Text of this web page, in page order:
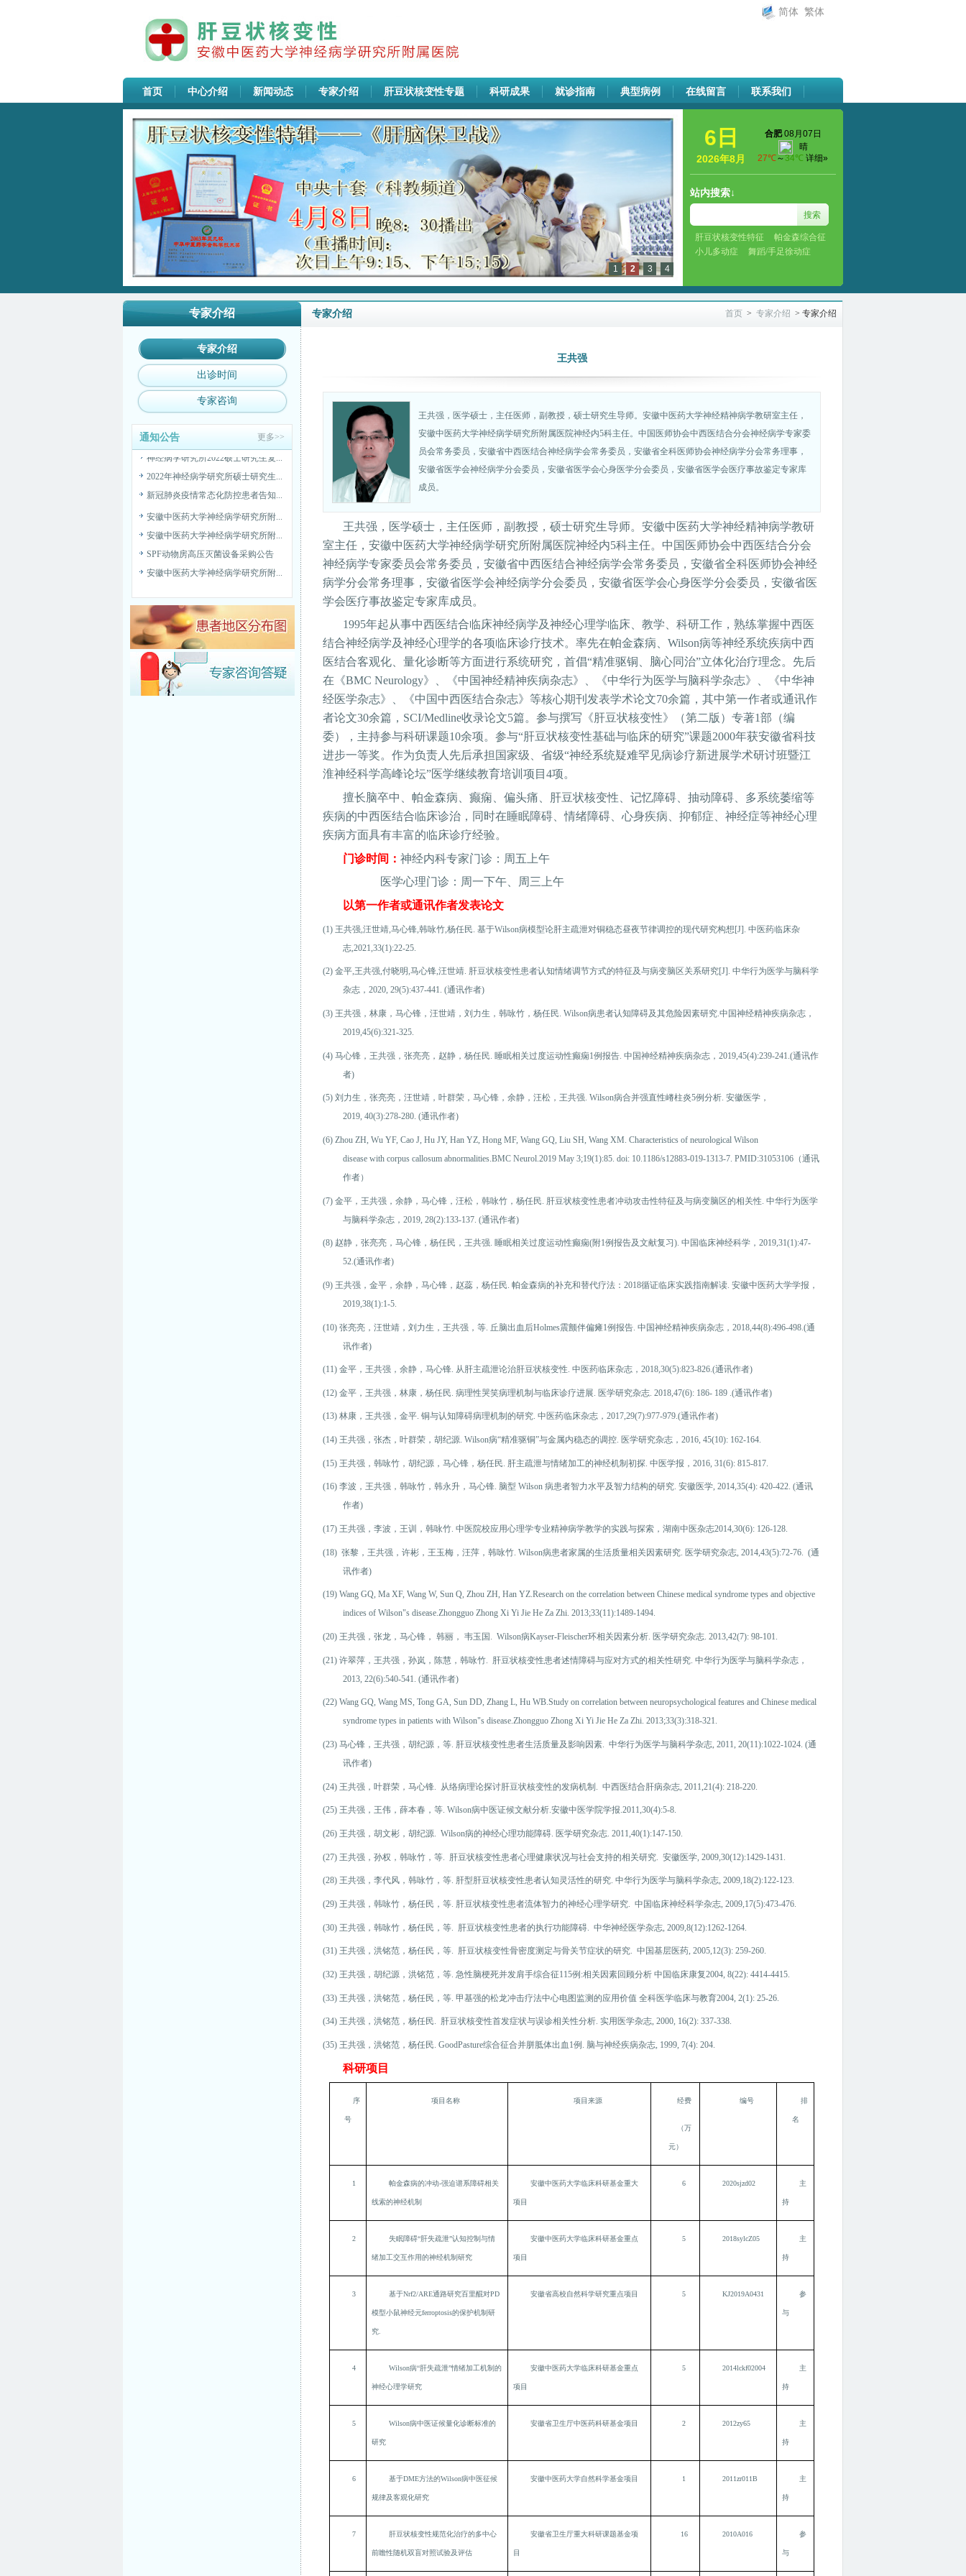
简体 繁体
首页 中心介绍 新闻动态 专家介绍 肝豆状核变性专题 科研成果 就诊指南 典型病例 在线留言 联系我们
1 2 3 4
6日
2026年8月
站内搜索↓
肝豆状核变性特征
帕金森综合征
小儿多动症
舞蹈/手足徐动症
专家介绍
专家介绍
出诊时间
专家咨询
更多>>
通知公告
安徽中医药大学神经病学研究所附...
安徽中医药大学神经病学研究所附...
SPF动物房高压灭菌设备采购公告
安徽中医药大学神经病学研究所附...
安徽中医药大学神经病学研究所附...
安徽中医药大学神经病学研究所附...
神经病学研究所2022硕士研究生复...
2022年神经病学研究所硕士研究生...
新冠肺炎疫情常态化防控患者告知...
安徽中医药大学神经病学研究所附...
安徽中医药大学神经病学研究所附...
SPF动物房高压灭菌设备采购公告
安徽中医药大学神经病学研究所附...
安徽中医药大学神经病学研究所附...
安徽中医药大学神经病学研究所附...
神经病学研究所2022硕士研究生复...
2022年神经病学研究所硕士研究生...
新冠肺炎疫情常态化防控患者告知...
首页 > 专家介绍 > 专家介绍
专家介绍
王共强
王共强，医学硕士，主任医师，副教授，硕士研究生导师。安徽中医药大学神经精神病学教研室主任，
安徽中医药大学神经病学研究所附属医院神经内5科主任。中国医师协会中西医结合分会神经病学专家委
员会常务委员，安徽省中西医结合神经病学会常务委员，安徽省全科医师协会神经病学分会常务理事，
安徽省医学会神经病学分会委员，安徽省医学会心身医学分会委员，安徽省医学会医疗事故鉴定专家库
成员。
王共强，医学硕士，主任医师，副教授，硕士研究生导师。安徽中医药大学神经精神病学教研
室主任，安徽中医药大学神经病学研究所附属医院神经内5科主任。中国医师协会中西医结合分会
神经病学专家委员会常务委员，安徽省中西医结合神经病学会常务委员，安徽省全科医师协会神经
病学分会常务理事，安徽省医学会神经病学分会委员，安徽省医学会心身医学分会委员，安徽省医
学会医疗事故鉴定专家库成员。
1995年起从事中西医结合临床神经病学及神经心理学临床、教学、科研工作，熟练掌握中西医
结合神经病学及神经心理学的各项临床诊疗技术。率先在帕金森病、Wilson病等神经系统疾病中西
医结合客观化、量化诊断等方面进行系统研究，首倡“精准驱铜、脑心同治”立体化治疗理念。先后
在《BMC Neurology》、《中国神经精神疾病杂志》、《中华行为医学与脑科学杂志》、《中华神
经医学杂志》、《中国中西医结合杂志》等核心期刊发表学术论文70余篇，其中第一作者或通讯作
者论文30余篇，SCI/Medline收录论文5篇。参与撰写《肝豆状核变性》（第二版）专著1部（编
委），主持参与科研课题10余项。参与“肝豆状核变性基础与临床的研究”课题2000年获安徽省科技
进步一等奖。作为负责人先后承担国家级、省级“神经系统疑难罕见病诊疗新进展学术研讨班暨江
淮神经科学高峰论坛”医学继续教育培训项目4项。
擅长脑卒中、帕金森病、癫痫、偏头痛、肝豆状核变性、记忆障碍、抽动障碍、多系统萎缩等
疾病的中西医结合临床诊治，同时在睡眠障碍、情绪障碍、心身疾病、抑郁症、神经症等神经心理
疾病方面具有丰富的临床诊疗经验。
门诊时间： 神经内科专家门诊：周五上午
医学心理门诊：周一下午、周三上午
以第一作者或通讯作者发表论文
(1) 王共强,汪世靖,马心锋,韩咏竹,杨任民. 基于Wilson病模型论肝主疏泄对铜稳态昼夜节律调控的现代研究构想[J]. 中医药临床杂
志,2021,33(1):22-25.
(2) 金平,王共强,付晓明,马心锋,汪世靖. 肝豆状核变性患者认知情绪调节方式的特征及与病变脑区关系研究[J]. 中华行为医学与脑科学
杂志，2020, 29(5):437-441.(通讯作者)
(3) 王共强，林康，马心锋，汪世靖，刘力生，韩咏竹，杨任民. Wilson病患者认知障碍及其危险因素研究.中国神经精神疾病杂志，
2019,45(6):321-325.
(4) 马心锋，王共强，张亮亮，赵静，杨任民. 睡眠相关过度运动性癫痫1例报告. 中国神经精神疾病杂志，2019,45(4):239-241.(通讯作
者)
(5) 刘力生，张亮亮，汪世靖，叶群荣，马心锋，余静，汪松，王共强. Wilson病合并强直性嵴柱炎5例分析. 安徽医学，
2019, 40(3):278-280. (通讯作者)
(6) Zhou ZH, Wu YF, Cao J, Hu JY, Han YZ, Hong MF, Wang GQ, Liu SH, Wang XM. Characteristics of neurological Wilson
disease with corpus callosum abnormalities.BMC Neurol.2019 May 3;19(1):85. doi: 10.1186/s12883-019-1313-7. PMID:31053106（通讯
作者）
(7) 金平，王共强，余静，马心锋，汪松，韩咏竹，杨任民. 肝豆状核变性患者冲动攻击性特征及与病变脑区的相关性. 中华行为医学
与脑科学杂志，2019, 28(2):133-137. (通讯作者)
(8) 赵静，张亮亮，马心锋，杨任民，王共强. 睡眠相关过度运动性癫痫(附1例报告及文献复习). 中国临床神经科学，2019,31(1):47-
52.(通讯作者)
(9) 王共强，金平，余静，马心锋，赵蕊，杨任民. 帕金森病的补充和替代疗法：2018循证临床实践指南解读. 安徽中医药大学学报，
2019,38(1):1-5.
(10) 张亮亮，汪世靖，刘力生，王共强，等. 丘脑出血后Holmes震颤伴偏瘫1例报告. 中国神经精神疾病杂志，2018,44(8):496-498.(通
讯作者)
(11) 金平，王共强，余静，马心锋. 从肝主疏泄论治肝豆状核变性. 中医药临床杂志，2018,30(5):823-826.(通讯作者)
(12) 金平，王共强，林康，杨任民. 病理性哭笑病理机制与临床诊疗进展. 医学研究杂志. 2018,47(6): 186- 189 .(通讯作者)
(13) 林康，王共强，金平. 铜与认知障碍病理机制的研究. 中医药临床杂志，2017,29(7):977-979.(通讯作者)
(14) 王共强，张杰，叶群荣，胡纪源. Wilson病“精准驱铜”与金属内稳态的调控. 医学研究杂志，2016, 45(10): 162-164.
(15) 王共强，韩咏竹，胡纪源，马心锋，杨任民. 肝主疏泄与情绪加工的神经机制初探. 中医学报，2016, 31(6): 815-817.
(16) 李波，王共强，韩咏竹，韩永升，马心锋. 脑型 Wilson 病患者智力水平及智力结构的研究. 安徽医学, 2014,35(4): 420-422. (通讯
作者)
(17) 王共强，李波，王训，韩咏竹. 中医院校应用心理学专业精神病学教学的实践与探索，湖南中医杂志2014,30(6): 126-128.
(18) 张黎，王共强，许彬，王玉梅，汪萍，韩咏竹. Wilson病患者家属的生活质量相关因素研究. 医学研究杂志, 2014,43(5):72-76. (通
讯作者)
(19) Wang GQ, Ma XF, Wang W, Sun Q, Zhou ZH, Han YZ.Research on the correlation between Chinese medical syndrome types and objective
indices of Wilson"s disease.Zhongguo Zhong Xi Yi Jie He Za Zhi. 2013;33(11):1489-1494.
(20) 王共强，张龙，马心锋， 韩丽， 韦玉国. Wilson病Kayser-Fleischer环相关因素分析. 医学研究杂志. 2013,42(7): 98-101.
(21) 许翠萍，王共强，孙岚，陈慧，韩咏竹. 肝豆状核变性患者述情障碍与应对方式的相关性研究. 中华行为医学与脑科学杂志，
2013, 22(6):540-541. (通讯作者)
(22) Wang GQ, Wang MS, Tong GA, Sun DD, Zhang L, Hu WB.Study on correlation between neuropsychological features and Chinese medical
syndrome types in patients with Wilson"s disease.Zhongguo Zhong Xi Yi Jie He Za Zhi. 2013;33(3):318-321.
(23) 马心锋，王共强，胡纪源，等. 肝豆状核变性患者生活质量及影响因素. 中华行为医学与脑科学杂志, 2011, 20(11):1022-1024. (通
讯作者)
(24) 王共强，叶群荣，马心锋. 从络病理论探讨肝豆状核变性的发病机制. 中西医结合肝病杂志, 2011,21(4): 218-220.
(25) 王共强，王伟，薛本春，等. Wilson病中医证候文献分析.安徽中医学院学报.2011,30(4):5-8.
(26) 王共强，胡文彬，胡纪源. Wilson病的神经心理功能障碍. 医学研究杂志. 2011,40(1):147-150.
(27) 王共强，孙权，韩咏竹，等. 肝豆状核变性患者心理健康状况与社会支持的相关研究. 安徽医学, 2009,30(12):1429-1431.
(28) 王共强，李代风，韩咏竹，等. 肝型肝豆状核变性患者认知灵活性的研究. 中华行为医学与脑科学杂志, 2009,18(2):122-123.
(29) 王共强，韩咏竹，杨任民，等. 肝豆状核变性患者流体智力的神经心理学研究. 中国临床神经科学杂志, 2009,17(5):473-476.
(30) 王共强，韩咏竹，杨任民，等. 肝豆状核变性患者的执行功能障碍. 中华神经医学杂志, 2009,8(12):1262-1264.
(31) 王共强，洪铭范，杨任民，等. 肝豆状核变性骨密度测定与骨关节症状的研究. 中国基层医药, 2005,12(3): 259-260.
(32) 王共强，胡纪源，洪铭范，等. 急性脑梗死并发肩手综合征115例:相关因素回顾分析 中国临床康复2004, 8(22): 4414-4415.
(33) 王共强，洪铭范，杨任民，等. 甲基强的松龙冲击疗法中心电图监测的应用价值 全科医学临床与教育2004, 2(1): 25-26.
(34) 王共强，洪铭范，杨任民. 肝豆状核变性首发症状与误诊相关性分析. 实用医学杂志, 2000, 16(2): 337-338.
(35) 王共强，洪铭范，杨任民. GoodPasture综合征合并胼胝体出血1例. 脑与神经疾病杂志, 1999, 7(4): 204.
科研项目
序
号
项目名称 项目来源 经费
（万
元）
编号 排
名
1 帕金森病的冲动-强迫谱系障碍相关
线索的神经机制
安徽中医药大学临床科研基金重大
项目
6 2020sjzd02 主
持
2 失眠障碍“肝失疏泄”认知控制与情
绪加工交互作用的神经机制研究
安徽中医药大学临床科研基金重点
项目
5 2018sylcZ05 主
持
3 基于Nrf2/ARE通路研究百里醌对PD
模型小鼠神经元ferroptosis的保护机制研
究.
安徽省高校自然科学研究重点项目 5 KJ2019A0431 参
与
4 Wilson病“肝失疏泄”情绪加工机制的
神经心理学研究
安徽中医药大学临床科研基金重点
项目
5 2014lckf02004 主
持
5 Wilson病中医证候量化诊断标准的
研究
安徽省卫生厅中医药科研基金项目 2 2012zy65 主
持
6 基于DME方法的Wilson病中医征候
规律及客观化研究
安徽中医药大学自然科学基金项目 1 2011zr011B 主
持
7 肝豆状核变性规范化治疗的多中心
前瞻性随机双盲对照试验及评估
安徽省卫生厅重大科研课题基金项
目
16 2010A016 参
与